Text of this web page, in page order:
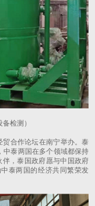
检测）
合作论坛在南宁举办。泰
中泰两国在多个领域都保持
，泰国政府愿与中国政府
泰两国的经济共同繁荣发